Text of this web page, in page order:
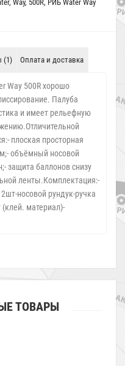
, Way, 500R, РИБ Water Way
(1) Оплата и доставка
Way 500R хорошо
Палуба
и имеет рельефную
плоская просторная
объёмный носовой
защита баллонов снизу
ленты.Комплектация:-
носовой рундук-ручка
материал)-
ТОВАРЫ